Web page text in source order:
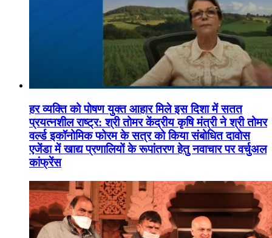
हर व्यक्ति को पोषण युक्त आहार मिले इस दिशा में सतत
प्रयत्नशील राष्ट्र: श्री तोमर केंद्रीय कृषि मंत्री ने श्री तोमर
वर्ल्ड इकॉनोमिक फोरम के सत्र को किया संबोधित दावोस
एजेंडा में खाद्य प्रणालियों के रूपांतरण हेतु नवाचार पर वर्चुअल
कांफ्रेंस